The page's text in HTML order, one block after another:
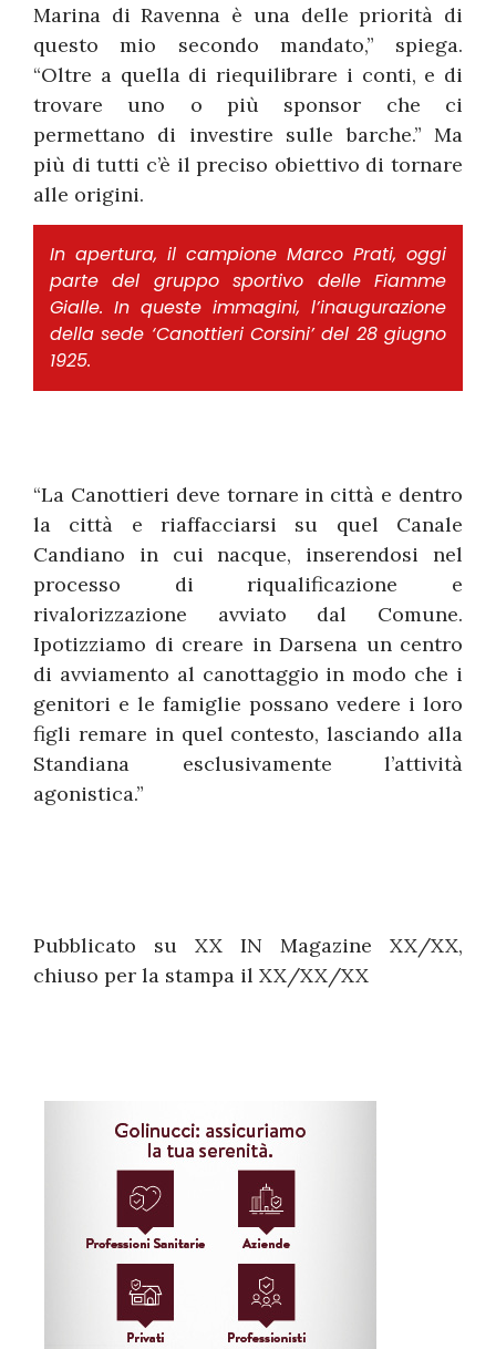
Marina di Ravenna è una delle priorità di
questo mio secondo mandato,” spiega.
“Oltre a quella di riequilibrare i conti, e di
trovare uno o più sponsor che ci
permettano di investire sulle barche.” Ma
più di tutti c’è il preciso obiettivo di tornare
alle origini.
In apertura, il campione Marco Prati, oggi
parte del gruppo sportivo delle Fiamme
Gialle. In queste immagini, l’inaugurazione
della sede ‘Canottieri Corsini’ del 28 giugno
1925.
“La Canottieri deve tornare in città e dentro
la città e riaffacciarsi su quel Canale
Candiano in cui nacque, inserendosi nel
processo di riqualificazione e
rivalorizzazione avviato dal Comune.
Ipotizziamo di creare in Darsena un centro
di avviamento al canottaggio in modo che i
genitori e le famiglie possano vedere i loro
figli remare in quel contesto, lasciando alla
Standiana esclusivamente l’attività
agonistica.”
Pubblicato su XX IN Magazine XX/XX,
chiuso per la stampa il XX/XX/XX